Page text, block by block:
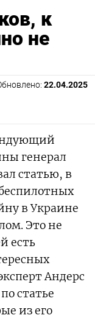
к
не
22.04.2025
генерал
статью, в
в Украине
Это не
есть
Андерс
статье
из его